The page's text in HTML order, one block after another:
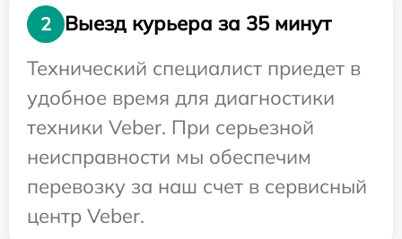
2
Выезд курьера за 35 минут
Технический специалист приедет в
удобное время для диагностики
техники Veber. При серьезной
неисправности мы обеспечим
перевозку за наш счет в сервисный
центр Veber.